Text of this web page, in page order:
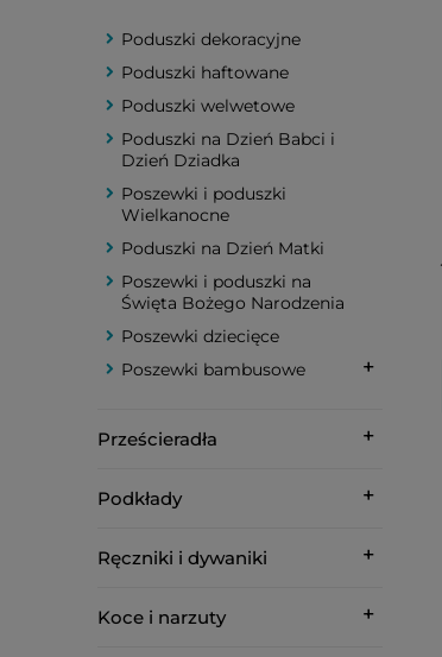
Poduszki dekoracyjne
Poduszki haftowane
Poduszki welwetowe
Poduszki na Dzień Babci i
Dzień Dziadka
Poszewki i poduszki
Wielkanocne
Poduszki na Dzień Matki
Poszewki i poduszki na
Święta Bożego Narodzenia
Poszewki dziecięce
Poszewki bambusowe
Prześcieradła
Podkłady
Ręczniki i dywaniki
Koce i narzuty